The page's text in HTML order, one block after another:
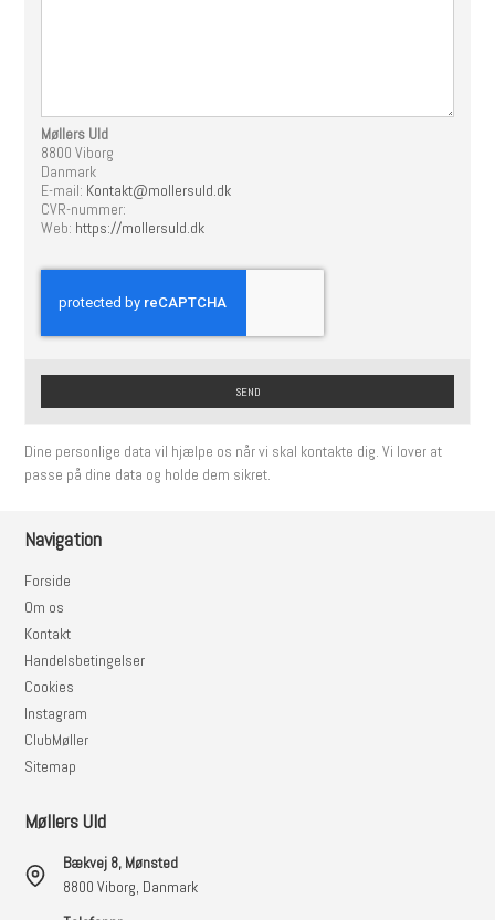
Møllers Uld
8800 Viborg
Danmark
E-mail: Kontakt@mollersuld.dk
CVR-nummer:
Web: https://mollersuld.dk
SEND
Dine personlige data vil hjælpe os når vi skal kontakte dig. Vi lover at
passe på dine data og holde dem sikret.
Navigation
Forside
Om os
Kontakt
Handelsbetingelser
Cookies
Instagram
ClubMøller
Sitemap
Møllers Uld
Bækvej 8, Mønsted
8800 Viborg, Danmark